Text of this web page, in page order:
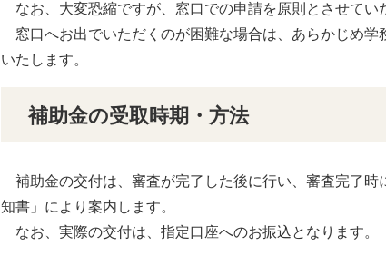
なお、大変恐縮ですが、窓口での申請を原則とさせてい
窓口へお出でいただくのが困難な場合は、あらかじめ学
いたします。
補助金の受取時期・方法
補助金の交付は、審査が完了した後に行い、審査完了時
知書」により案内します。
なお、実際の交付は、指定口座へのお振込となります。